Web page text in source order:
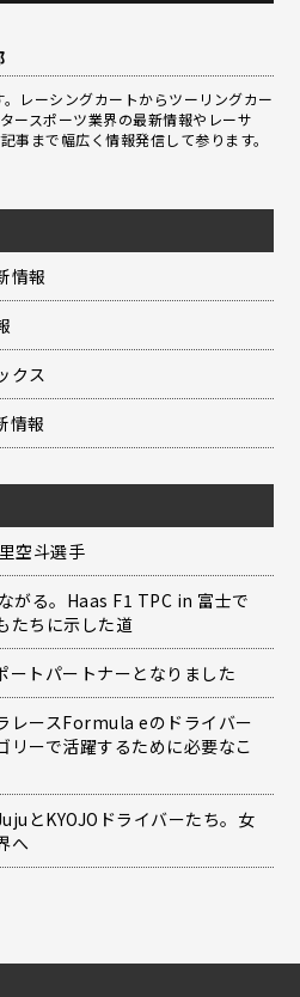
レーシングカートからツーリングカー
ースポーツ業界の最新情報やレーサ
事まで幅広く情報発信して参ります。
情報
クス
情報
空斗選手
がる。Haas F1 TPC in 富士で
たちに示した道
ートパートナーとなりました
レースFormula eのドライバー
リーで活躍するために必要なこ
とKYOJOドライバーたち。女
へ